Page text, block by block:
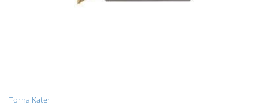
Torna Kateri